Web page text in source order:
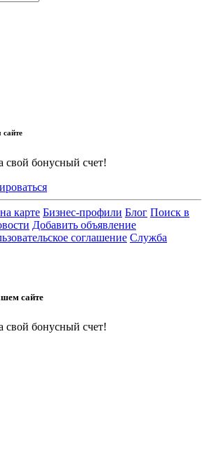
сайте
свой бонусный счет!
карте Бизнес-профили Блог Поиск в
Добавить объявление
соглашение Служба
сайте
свой бонусный счет!